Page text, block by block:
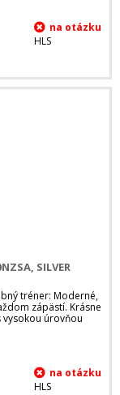
HLS
SILVER
tréner: Moderné,
zápästí. Krásne
úrovňou
HLS